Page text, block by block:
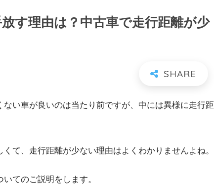
す理由は？中古車で走行距離が少
い車が良いのは当たり前ですが、中には異様に走行距
て、走行距離が少ない理由はよくわかりませんよね。
てのご説明をします。